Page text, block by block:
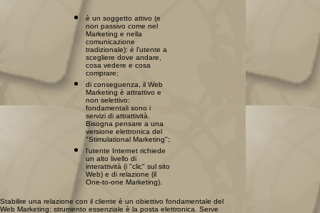
è un soggetto attivo (e
non passivo come nel
Marketing e nella
comunicazione
tradizionale): è l'utente a
scegliere dove andare,
cosa vedere e cosa
comprare;
di conseguenza, il Web
Marketing è attrattivo e
non selettivo:
fondamentali sono i
servizi di attrattività.
Bisogna pensare a una
versione elettronica del
"Stimulational Marketing";
l'utente Internet richiede
un alto livello di
interattività (i "clic" sul sito
Web) e di relazione (il
One-to-one Marketing).
Stabilire una relazione con il cliente è un obiettivo fondamentale del
Web Marketing: strumento essenziale è la posta elettronica. Serve